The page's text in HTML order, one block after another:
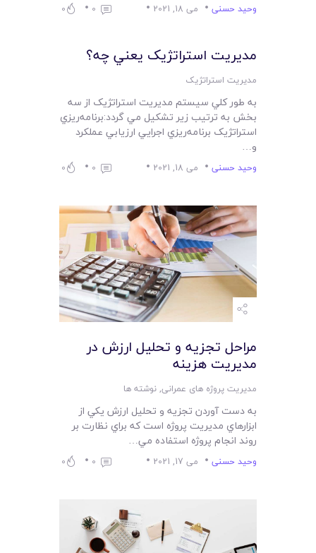
وحید حسنی می 18, 2021 0
0
مديريت استراتژيک يعني چه؟
مدیریت استراتژیک
به طور کلي سيستم مديريت استراتژيک از سه
بخش به ترتيب زير تشکيل مي گردد:برنامه‌ريزي
استراتژيک برنامه‌ريزي اجرايي ارزيابي عملکرد
و…
وحید حسنی می 18, 2021 0
0
مراحل تجزيه و تحليل ارزش در
مديريت هزينه
مدیریت پروژه های عمرانی,نوشته ها
به دست آوردن تجزيه و تحليل ارزش يکي از
ابزارهاي مديريت پروژه است که براي نظارت بر
روند انجام پروژه استفاده مي…
وحید حسنی می 17, 2021 0
0